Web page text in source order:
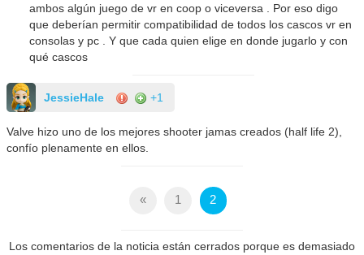
ambos algún juego de vr en coop o viceversa . Por eso digo
que deberían permitir compatibilidad de todos los cascos vr en
consolas y pc . Y que cada quien elige en donde jugarlo y con
qué cascos
JessieHale +1
Valve hizo uno de los mejores shooter jamas creados (half life 2),
confío plenamente en ellos.
« 1 2
Los comentarios de la noticia están cerrados porque es demasiado